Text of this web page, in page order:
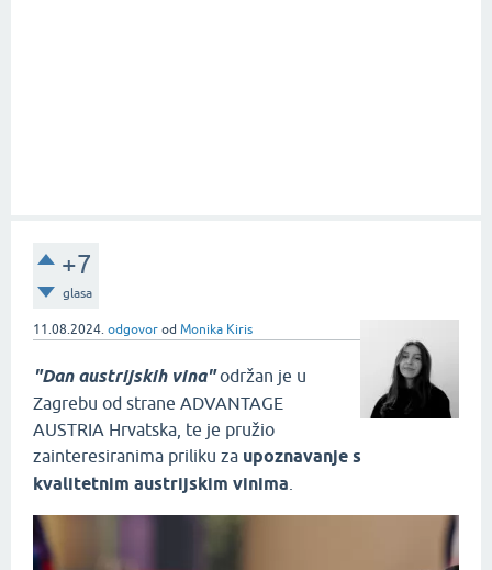
+7
glasa
11.08.2024. odgovor od Monika Kiris
"Dan austrijskih vina"održan je u
Zagrebu od strane ADVANTAGE
AUSTRIA Hrvatska, te je pružio
zainteresiranima priliku za upoznavanje s
kvalitetnim austrijskim vinima